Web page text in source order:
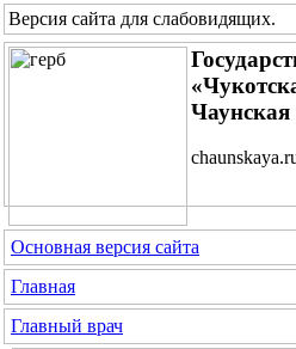
Версия сайта для слабовидящих.
Основная версия сайта
Главная
Главный врач